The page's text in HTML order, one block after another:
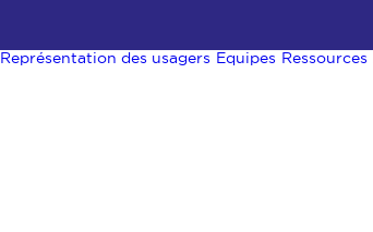
Représentation des usagers Equipes Ressources